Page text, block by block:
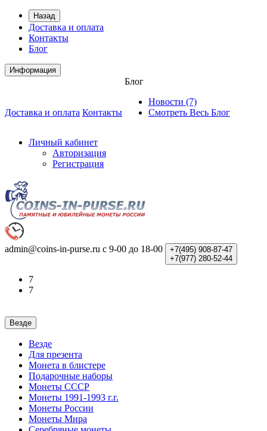
Назад
Доставка и оплата
Контакты
Блог
Информация
Доставка и оплата Контакты
Блог
Новости (7)
Смотреть Весь Блог
Личный кабинет
Авторизация
Регистрация
admin@coins-in-purse.ru с 9-00 до 18-00 +7(495) 908-87-47
+7(977) 280-52-44
7
7
Везде
Везде
Для презента
Монета в блистере
Подарочные наборы
Монеты СССР
Монеты 1991-1993 г.г.
Монеты России
Монеты Мира